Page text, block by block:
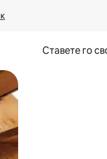
Ставете го